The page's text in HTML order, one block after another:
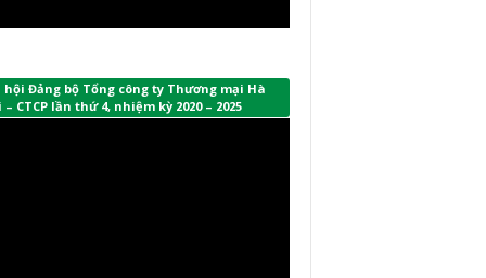
hội Đảng bộ Tổng công ty Thương mại Hà
– CTCP lần thứ 4, nhiệm kỳ 2020 – 2025